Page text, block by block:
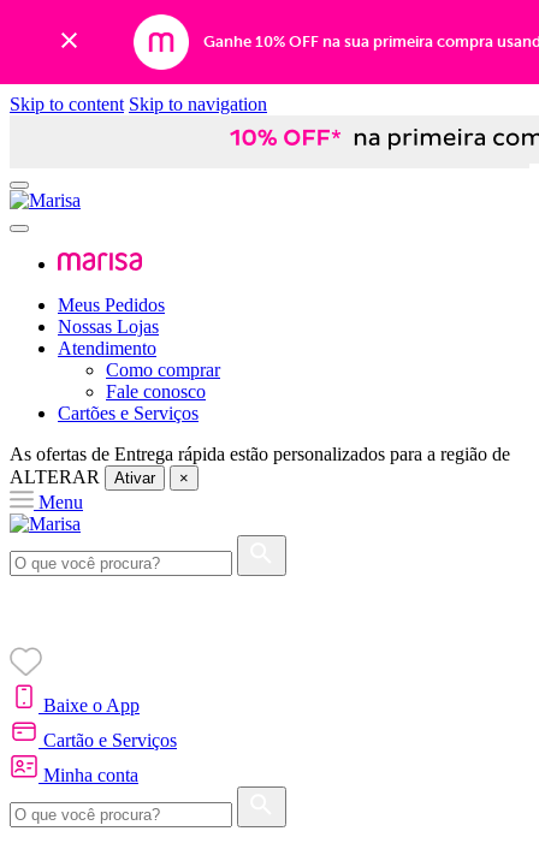
Ganhe 10% OFF na sua primeira compra
Skip to content Skip to navigation
Meus Pedidos
Nossas Lojas
Atendimento
Como comprar
Fale conosco
Cartões e Serviços
As ofertas de Entrega rápida estão personalizados para a região de
ALTERAR
Ativar ×
Menu
Baixe o App
Cartão e Serviços
Minha conta